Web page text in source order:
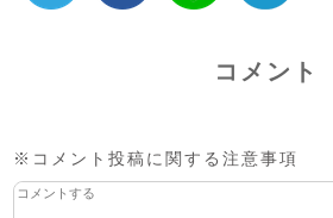
コメント
※コメント投稿に関する注意事項